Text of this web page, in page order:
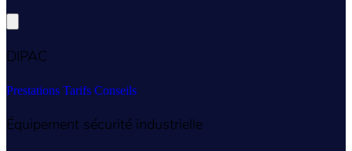
DIPAC
Prestations Tarifs Conseils
Équipement sécurité industrielle